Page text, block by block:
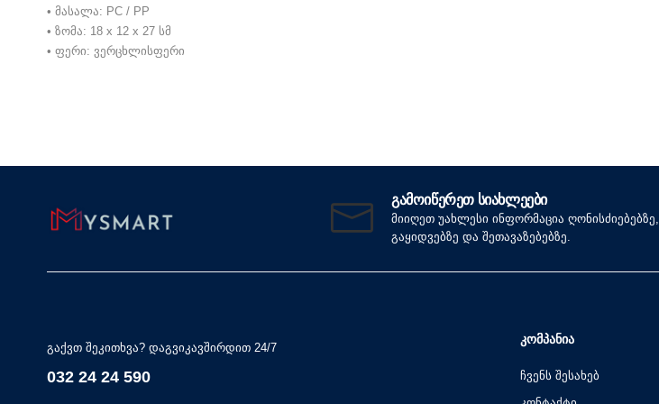
• მასალა: PC / PP
• ზომა: 18 x 12 x 27 სმ
• ფერი: ვერცხლისფერი
ᲒᲐᲛᲝᲘᲬᲔᲠᲔᲗ ᲡᲘᲐᲮᲚᲔᲔᲑᲘ
მიიღეთ უახლესი ინფორმაცია ღონისძიებებზე,
გაყიდვებზე და შეთავაზებებზე.
გაქვთ შეკითხვა? დაგვიკავშირდით 24/7
032 24 24 590
ᲙᲝᲛᲞᲐᲜᲘᲐ
ჩვენს შესახებ